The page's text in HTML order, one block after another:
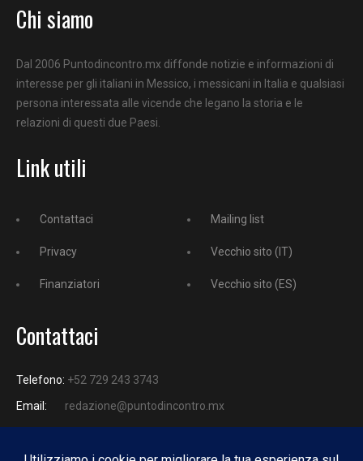
Chi siamo
Dal 2006 Puntodincontro.mx diffonde notizie e informazioni di
interesse per gli italiani in Messico, i messicani in Italia e qualsiasi
persona interessata alle vicende che legano la storia e le
relazioni di questi due Paesi.
Link utili
Contattaci
Privacy
Finanziatori
Mailing list
Vecchio sito (IT)
Vecchio sito (ES)
Contattaci
Telefono: +52 729 243 3743
Email:
redazione@puntodincontro.mx